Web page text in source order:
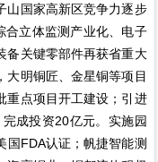
山国家高新区竞争力逐步
合立体监测产业化、电子
备关键零部件再获省重大
大明铜匠、金星铜等项目
重点项目开工建设；引进
成投资20亿元。实施园
国FDA认证；帆捷智能测